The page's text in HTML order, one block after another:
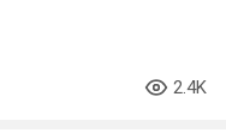
2.4K